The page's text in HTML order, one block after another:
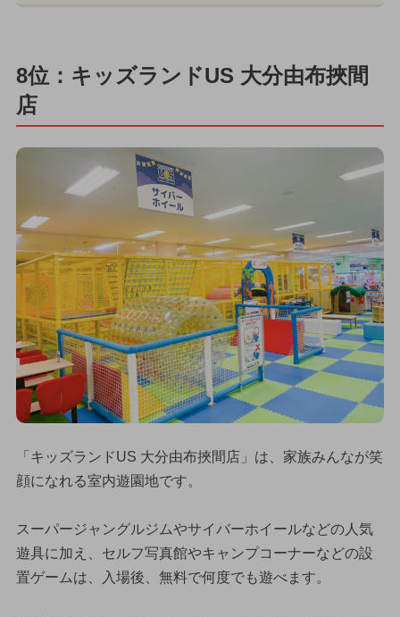
8位：キッズランドUS 大分由布挾間
店
「キッズランドUS 大分由布挾間店」は、家族みんなが笑
顔になれる室内遊園地です。
スーパージャングルジムやサイバーホイールなどの人気
遊具に加え、セルフ写真館やキャンプコーナーなどの設
置ゲームは、入場後、無料で何度でも遊べます。